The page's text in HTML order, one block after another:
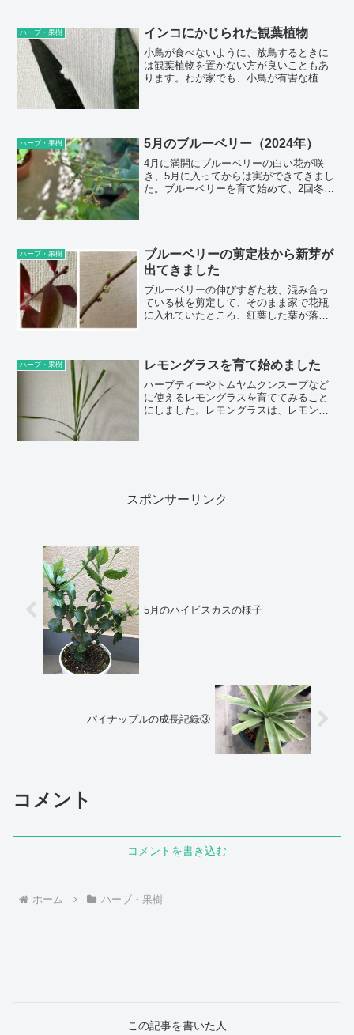
て、株分けすることもできそうです。レ
モングラスの葉は、そのままハーブティ
ーに使って楽し...
ハーブ・果樹 インコにかじられた観葉植物
小鳥が食べないように、放鳥するときに
は観葉植物を置かない方が良いこともあ
ります。わが家でも、小鳥が有害な植物
屋に置かないようにしています。とく
に、インコにと...
ハーブ・果樹 5月のブルーベリー（2024年）
4月に満開にブルーベリーの白い花が咲
き、5月に入ってからは実ができてきまし
た。ブルーベリーを育て始めて、2回冬越
育てています。ブルーベリーの基本情報
和名： ...
ハーブ・果樹
ブルーベリーの剪定枝から新芽が
出てきました
ブルーベリーの伸びすぎた枝、混み合っ
ている枝を剪定して、そのまま家で花瓶
に入れていたところ、紅葉した葉が落
つけるのは難しいですが、花が咲くまで
は育てられるのではと予想しています。
剪定した頃のブ...
ハーブ・果樹 レモングラスを育て始めました
ハーブティーやトムヤムクンスープなど
に使えるレモングラスを育ててみること
にしました。レモングラスは、レモンの
スポンサーリンク
5月のハイビスカスの様子
パイナップルの成長記録③
コメント
コメントを書き込む
ホーム ハーブ・果樹
この記事を書いた人